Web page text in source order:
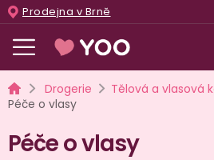
Přejít
na
obsah
Prodejna v Brně
DomůDrogerie
Tělová a vlasová
Péče o vlasy
Péče o vlasy